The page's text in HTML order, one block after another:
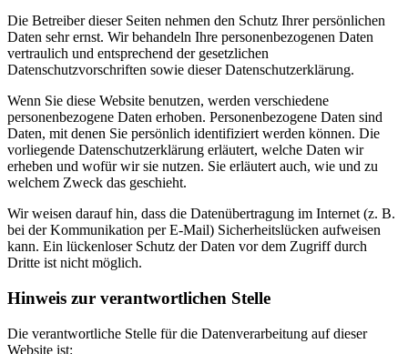
Die Betreiber dieser Seiten nehmen den Schutz Ihrer persönlichen
Daten sehr ernst. Wir behandeln Ihre personenbezogenen Daten
vertraulich und entsprechend der gesetzlichen
Datenschutzvorschriften sowie dieser Datenschutzerklärung.
Wenn Sie diese Website benutzen, werden verschiedene
personenbezogene Daten erhoben. Personenbezogene Daten sind
Daten, mit denen Sie persönlich identifiziert werden können. Die
vorliegende Datenschutzerklärung erläutert, welche Daten wir
erheben und wofür wir sie nutzen. Sie erläutert auch, wie und zu
welchem Zweck das geschieht.
Wir weisen darauf hin, dass die Datenübertragung im Internet (z. B.
bei der Kommunikation per E-Mail) Sicherheitslücken aufweisen
kann. Ein lückenloser Schutz der Daten vor dem Zugriff durch
Dritte ist nicht möglich.
Hinweis zur verantwortlichen Stelle
Die verantwortliche Stelle für die Datenverarbeitung auf dieser
Website ist: